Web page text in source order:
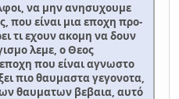
να μην ανησυχουμε
που είναι μια εποχη προ-
τι εχουν ακομη να δουν
λεμε, ο Θεος
που είναι αγνωστο
πιο θαυμαστα γεγονοτα,
θαυματων βεβαια, αυτό